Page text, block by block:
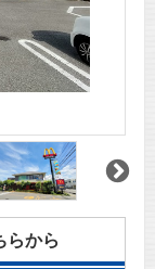
らから